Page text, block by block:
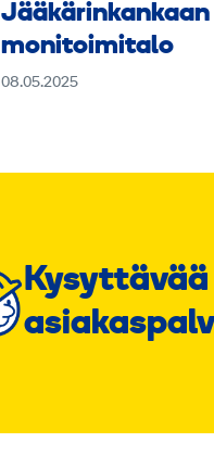
Jääkärinkankaan
monitoimitalo
08.05.2025